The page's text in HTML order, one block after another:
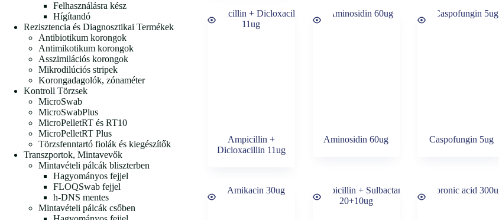
Ampicillin +
Dicloxacillin 11ug
Aminosidin 60ug Caspofungin 5ug
Felhasználásra kész
Hígítandó
Rezisztencia és Diagnosztikai Termékek
Antibiotikum korongok
Antimikotikum korongok
Asszimilációs korongok
Mikrodilúciós stripek
Korongadagolók, zónaméter
Kontroll Törzsek
MicroSwab
MicroSwabPlus
MicroPelletRT és RT10
MicroPelletRT Plus
Törzsfenntartó fiolák és kiegészítők
Transzportok, Mintavevők
Mintavételi pálcák bliszterben
Hagyományos fejjel
FLOQSwab fejjel
h-DNS mentes
Mintavételi pálcák csőben